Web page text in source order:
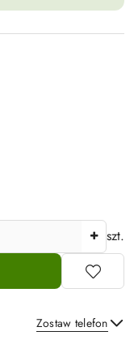
szt.
Zostaw telefon